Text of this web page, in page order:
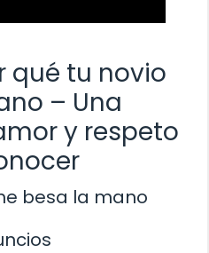
qué tu novio
– Una
y respeto
besa la mano